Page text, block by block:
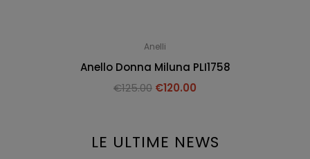
Anelli
Anello Donna Miluna PLI1758
€125.00 €120.00
LE ULTIME NEWS